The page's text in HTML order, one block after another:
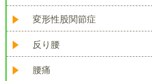
変形性股関節症
反り腰
腰痛